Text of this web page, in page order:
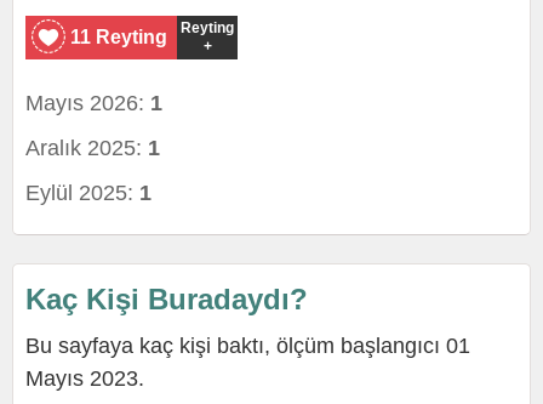
11 Reyting
Reyting
+
Mayıs 2026: 1
Aralık 2025: 1
Eylül 2025: 1
Kaç Kişi Buradaydı?
Bu sayfaya kaç kişi baktı, ölçüm başlangıcı 01
Mayıs 2023.